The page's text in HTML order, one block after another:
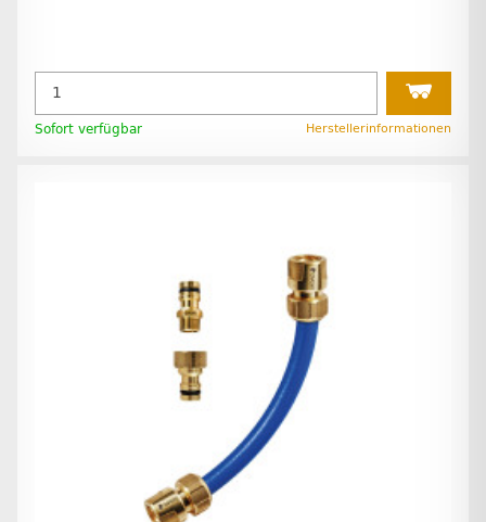
Sofort verfügbar Herstellerinformationen